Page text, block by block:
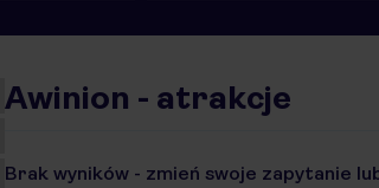
Awinion - atrakcje
Brak wyników - zmień swoje zapytanie